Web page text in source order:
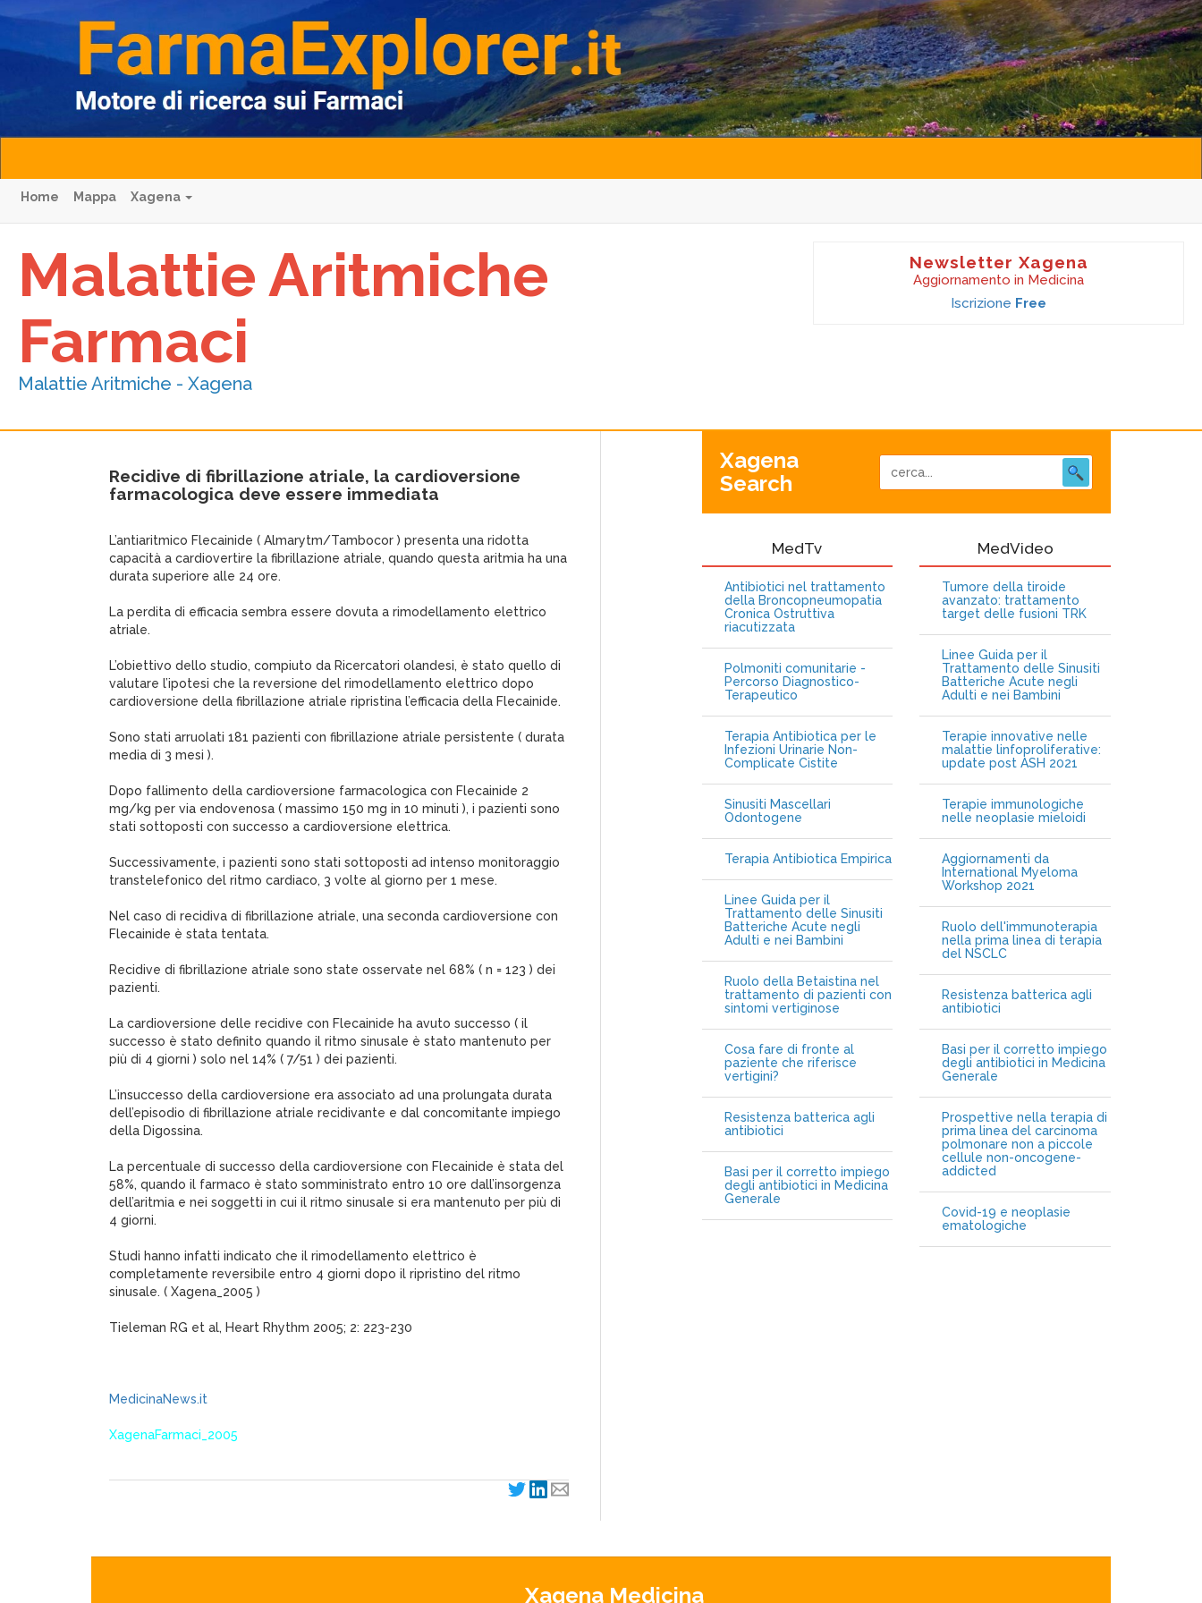
Home Mappa Xagena
Malattie Aritmiche
Farmaci
Malattie Aritmiche - Xagena
Newsletter Xagena
Aggiornamento in Medicina
Iscrizione Free
Recidive di fibrillazione atriale, la cardioversione
farmacologica deve essere immediata
L’antiaritmico Flecainide ( Almarytm/Tambocor ) presenta una ridotta
capacità a cardiovertire la fibrillazione atriale, quando questa aritmia ha una
durata superiore alle 24 ore.
La perdita di efficacia sembra essere dovuta a rimodellamento elettrico
atriale.
L’obiettivo dello studio, compiuto da Ricercatori olandesi, è stato quello di
valutare l’ipotesi che la reversione del rimodellamento elettrico dopo
cardioversione della fibrillazione atriale ripristina l’efficacia della Flecainide.
Sono stati arruolati 181 pazienti con fibrillazione atriale persistente ( durata
media di 3 mesi ).
Dopo fallimento della cardioversione farmacologica con Flecainide 2
mg/kg per via endovenosa ( massimo 150 mg in 10 minuti ), i pazienti sono
stati sottoposti con successo a cardioversione elettrica.
Successivamente, i pazienti sono stati sottoposti ad intenso monitoraggio
transtelefonico del ritmo cardiaco, 3 volte al giorno per 1 mese.
Nel caso di recidiva di fibrillazione atriale, una seconda cardioversione con
Flecainide è stata tentata.
Recidive di fibrillazione atriale sono state osservate nel 68% ( n = 123 ) dei
pazienti.
La cardioversione delle recidive con Flecainide ha avuto successo ( il
successo è stato definito quando il ritmo sinusale è stato mantenuto per
più di 4 giorni ) solo nel 14% ( 7/51 ) dei pazienti.
L’insuccesso della cardioversione era associato ad una prolungata durata
dell’episodio di fibrillazione atriale recidivante e dal concomitante impiego
della Digossina.
La percentuale di successo della cardioversione con Flecainide è stata del
58%, quando il farmaco è stato somministrato entro 10 ore dall’insorgenza
dell’aritmia e nei soggetti in cui il ritmo sinusale si era mantenuto per più di
4 giorni.
Studi hanno infatti indicato che il rimodellamento elettrico è
completamente reversibile entro 4 giorni dopo il ripristino del ritmo
sinusale. ( Xagena_2005 )
Tieleman RG et al, Heart Rhythm 2005; 2: 223-230
MedicinaNews.it
XagenaFarmaci_2005
Xagena
Search
MedTv
Antibiotici nel trattamento
della Broncopneumopatia
Cronica Ostruttiva
riacutizzata
Polmoniti comunitarie -
Percorso Diagnostico-
Terapeutico
Terapia Antibiotica per le
Infezioni Urinarie Non-
Complicate Cistite
Sinusiti Mascellari
Odontogene
Terapia Antibiotica Empirica
Linee Guida per il
Trattamento delle Sinusiti
Batteriche Acute negli
Adulti e nei Bambini
Ruolo della Betaistina nel
trattamento di pazienti con
sintomi vertiginose
Cosa fare di fronte al
paziente che riferisce
vertigini?
Resistenza batterica agli
antibiotici
Basi per il corretto impiego
degli antibiotici in Medicina
Generale
MedVideo
Tumore della tiroide
avanzato: trattamento
target delle fusioni TRK
Linee Guida per il
Trattamento delle Sinusiti
Batteriche Acute negli
Adulti e nei Bambini
Terapie innovative nelle
malattie linfoproliferative:
update post ASH 2021
Terapie immunologiche
nelle neoplasie mieloidi
Aggiornamenti da
International Myeloma
Workshop 2021
Ruolo dell'immunoterapia
nella prima linea di terapia
del NSCLC
Resistenza batterica agli
antibiotici
Basi per il corretto impiego
degli antibiotici in Medicina
Generale
Prospettive nella terapia di
prima linea del carcinoma
polmonare non a piccole
cellule non-oncogene-
addicted
Covid-19 e neoplasie
ematologiche
Xagena Medicina